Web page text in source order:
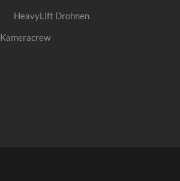
HeavyLift Drohnen
Kameracrew